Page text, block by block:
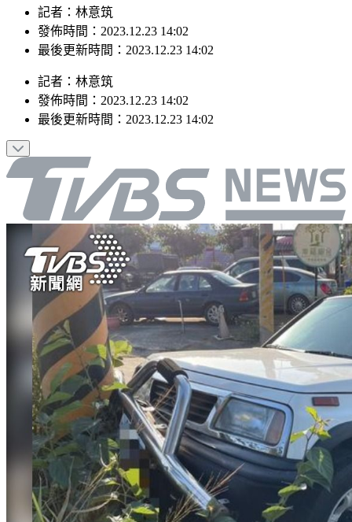
記者：林意筑
發佈時間：2023.12.23 14:02
最後更新時間：2023.12.23 14:02
記者 ： 林意筑
發佈時間： 2023.12.23 14:02
最後更新時間： 2023.12.23 14:02